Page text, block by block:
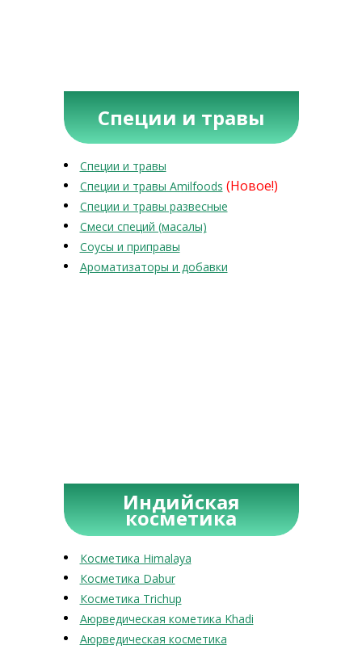
Специи и травы
Специи и травы
Специи и травы Amilfoods (Новое!)
Специи и травы развесные
Смеси специй (масалы)
Соусы и приправы
Ароматизаторы и добавки
Индийская
косметика
Косметика Himalaya
Косметика Dabur
Косметика Trichup
Аюрведическая кометика Khadi
Аюрведическая косметика